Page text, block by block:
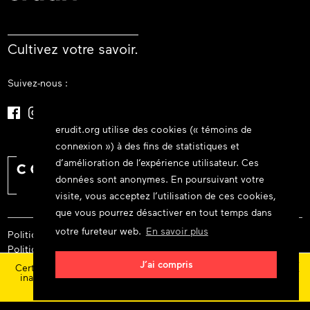
erudit.org utilise des cookies (« témoins de
connexion ») à des fins de statistiques et
d’amélioration de l’expérience utilisateur. Ces
données sont anonymes. En poursuivant votre
visite, vous acceptez l’utilisation de ces cookies,
que vous pourrez désactiver en tout temps dans
votre fureteur web. En savoir plus
J’ai compris
Certaines fonctionnalités et contenus sont actuellement
inaccessibles en raison d'une maintenance chez notre
×
Cultivez votre savoir.
Suivez-nous :
Politique de confidentialité
Politique relative aux cookies
Politique et licence d’utilisation